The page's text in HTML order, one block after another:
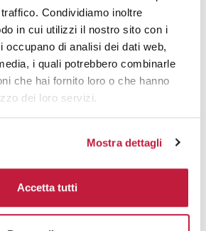
Condividiamo inoltre
in cui utilizzi il nostro sito con i
occupano di analisi dei dati web,
i quali potrebbero combinarle
che hai fornito loro o che hanno
dei loro servizi.
Mostra dettagli
Accetta tutti